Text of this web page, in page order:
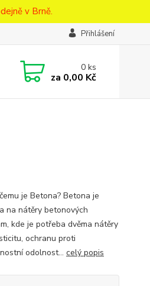
v Brně.
Přihlášení
0ks
za 0,00 Kč
je Betona? Betona je
na nátěry betonových
kde je potřeba dvěma nátěry
ochranu proti
odolnost... celý popis